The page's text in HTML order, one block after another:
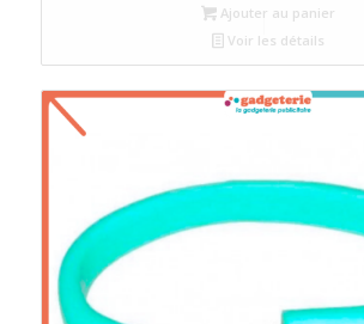
Ajouter au panier
Voir les détails